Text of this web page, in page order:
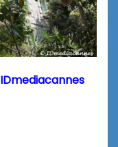
IDmediacannes